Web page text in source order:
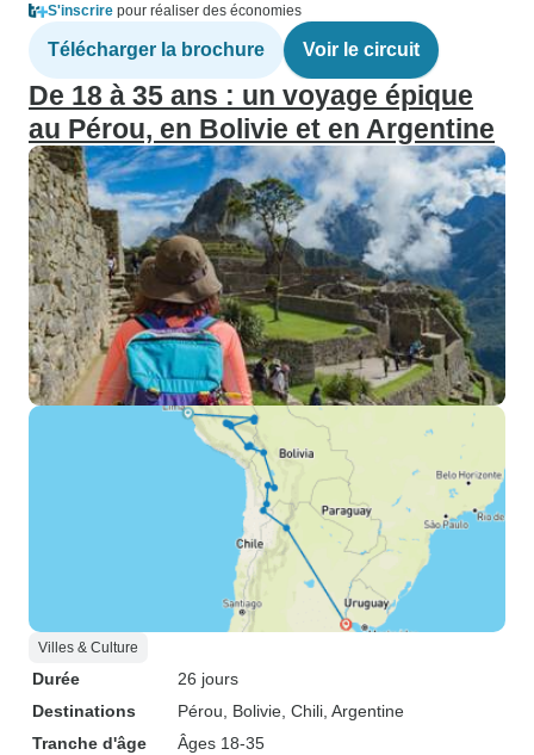
S'inscrire pour réaliser des économies
Télécharger la brochure Voir le circuit
De 18 à 35 ans : un voyage épique
au Pérou, en Bolivie et en Argentine
Villes & Culture
Durée
26 jours
Destinations
Pérou , Bolivie , Chili , Argentine
Tranche d'âge
Âges 18-35